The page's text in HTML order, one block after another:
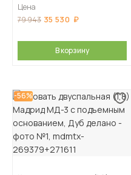
светлое
Цена
79 943 35 530
В корзину
-56%